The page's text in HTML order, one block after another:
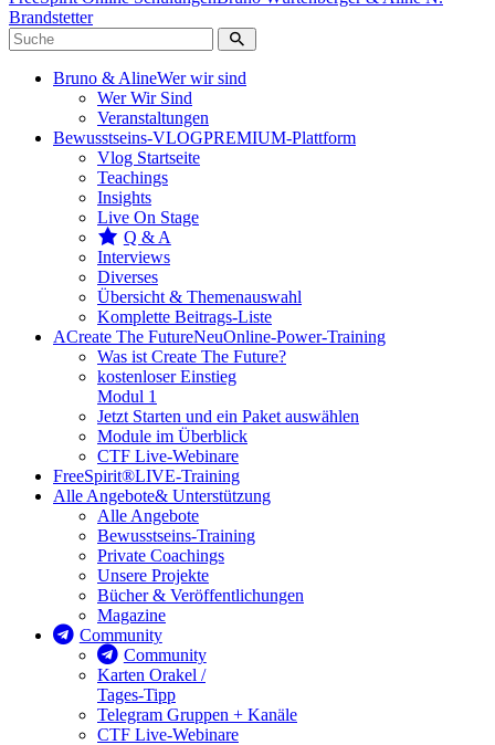
Brandstetter
Bruno & AlineWer wir sind
Wer Wir Sind
Veranstaltungen
Bewusstseins-VLOGPREMIUM-Plattform
Vlog Startseite
Teachings
Insights
Live On Stage
Q & A
Interviews
Diverses
Übersicht & Themenauswahl
Komplette Beitrags-Liste
ACreate The FutureNeuOnline-Power-Training
Was ist Create The Future?
kostenloser Einstieg
Modul 1
Jetzt Starten und ein Paket auswählen
Module im Überblick
CTF Live-Webinare
FreeSpirit®LIVE-Training
Alle Angebote& Unterstützung
Alle Angebote
Bewusstseins-Training
Private Coachings
Unsere Projekte
Bücher & Veröffentlichungen
Magazine
Community
Community
Karten Orakel /
Tages-Tipp
Telegram Gruppen + Kanäle
CTF Live-Webinare